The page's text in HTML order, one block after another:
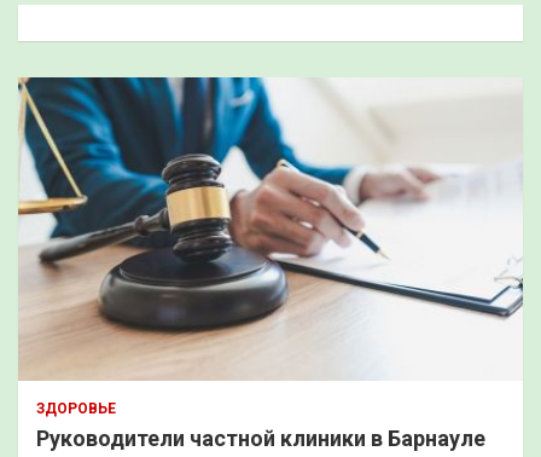
к
ЗДОРОВЬЕ
Руководители частной клиники в Барнауле